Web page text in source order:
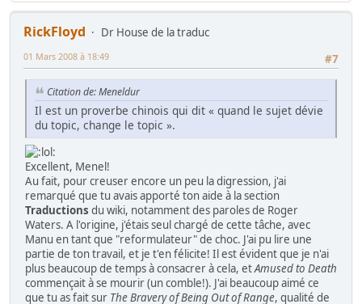
RickFloyd
Dr House de la traduc
#7
01 Mars 2008 à 18:49
Citation de: Meneldur
Il est un proverbe chinois qui dit « quand le sujet dévie
du topic, change le topic ».
Excellent, Menel!
Au fait, pour creuser encore un peu la digression, j'ai
remarqué que tu avais apporté ton aide à la section
Traductions du wiki, notamment des paroles de Roger
Waters. A l'origine, j'étais seul chargé de cette tâche, avec
Manu en tant que "reformulateur" de choc. J'ai pu lire une
partie de ton travail, et je t'en félicite! Il est évident que je n'ai
plus beaucoup de temps à consacrer à cela, etAmused to Death
commençait à se mourir (un comble!). J'ai beaucoup aimé ce
que tu as fait sur The Bravery of Being Out of Range, qualité de